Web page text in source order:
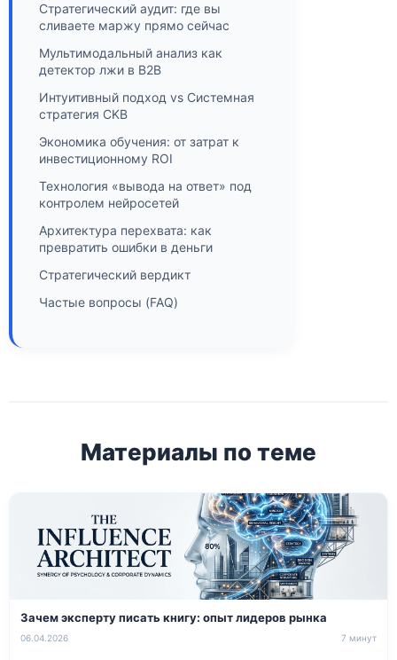
Стратегический аудит: где вы
сливаете маржу прямо сейчас
Мультимодальный анализ как
детектор лжи в B2B
Интуитивный подход vs Системная
стратегия CKB
Экономика обучения: от затрат к
инвестиционному ROI
Технология «вывода на ответ» под
контролем нейросетей
Архитектура перехвата: как
превратить ошибки в деньги
Стратегический вердикт
Частые вопросы (FAQ)
Материалы по теме
Зачем эксперту писать книгу: опыт лидеров рынка
06.04.2026 7 минут